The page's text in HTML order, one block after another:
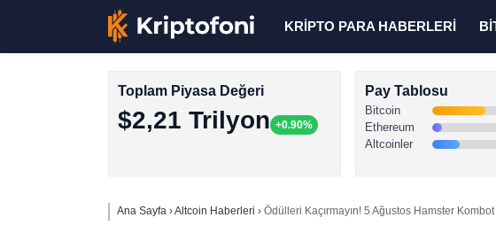
KRİPTO PARA HABERLERİ
Toplam Piyasa Değeri
$2,21 Trilyon +0.90%
Pay Tablosu
Bitcoin
Ethereum
Altcoinler
Ana Sayfa ›Altcoin Haberleri › Ödülleri Kaçırmayın! 5 Ağustos Hamster